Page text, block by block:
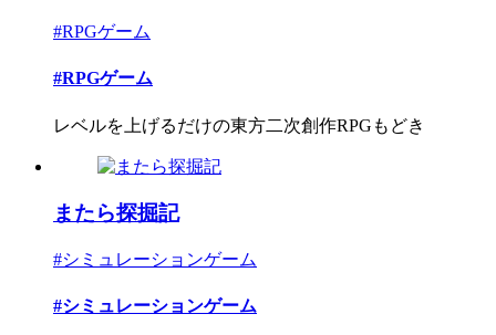
#RPGゲーム
#RPGゲーム
レベルを上げるだけの東方二次創作RPGもどき
またら探掘記
#シミュレーションゲーム
#シミュレーションゲーム